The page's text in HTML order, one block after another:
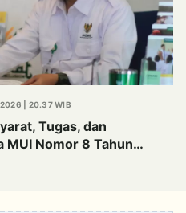
| 20.37 WIB
Tugas, dan
MUI Nomor 8 Tahun